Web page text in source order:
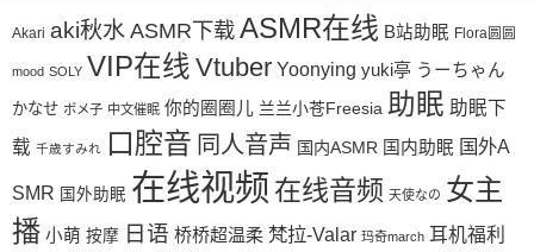
Akari aki秋水ASMR下载ASMR在线 B站助眠 Flora圆圆
mood SOLY VIP在线 Vtuber Yoonying yuki亭 うーちゃん
かなせ ポメ子 中文催眠 你的圈圈儿 兰兰小苍Freesia 助眠 助眠下
载 千歳すみれ 口腔音 同人音声 国内ASMR 国内助眠 国外A
SMR 国外助眠 在线视频 在线音频 天使なの 女主
播 小萌 按摩 日语 桥桥超温柔 梵拉-Valar 玛奇march 耳机福利